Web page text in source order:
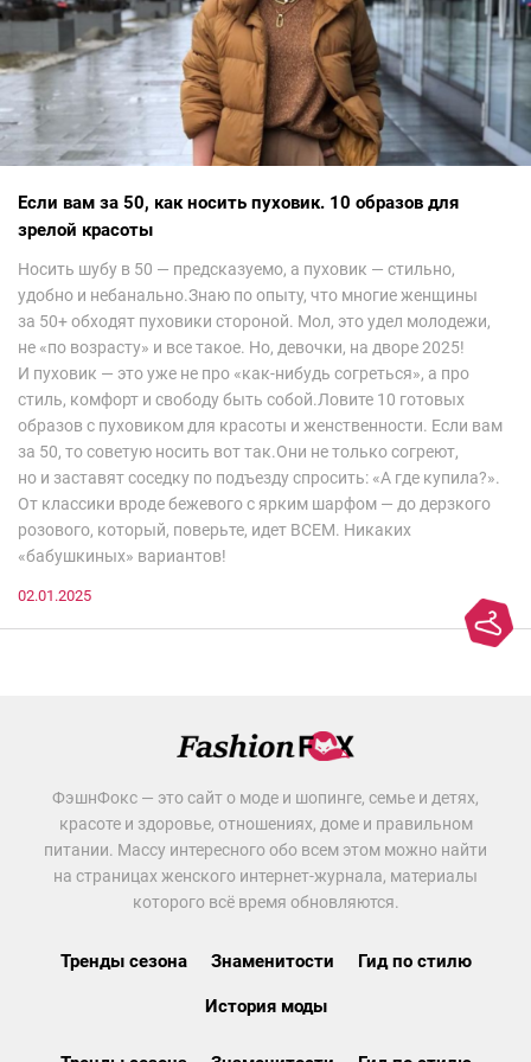
Если вам за 50, как носить пуховик. 10 образов для
зрелой красоты
Носить шубу в 50 — предсказуемо, а пуховик — стильно,
удобно и небанально.Знаю по опыту, что многие женщины
за 50+ обходят пуховики стороной. Мол, это удел молодежи,
не «по возрасту» и все такое. Но, девочки, на дворе 2025!
И пуховик — это уже не про «как-нибудь согреться», а про
стиль, комфорт и свободу быть собой.Ловите 10 готовых
образов с пуховиком для красоты и женственности. Если вам
за 50, то советую носить вот так.Они не только согреют,
но и заставят соседку по подъезду спросить: «А где купила?».
От классики вроде бежевого с ярким шарфом — до дерзкого
розового, который, поверьте, идет ВСЕМ. Никаких
«бабушкиных» вариантов!
02.01.2025
ФэшнФокс — это сайт о моде и шопинге, семье и детях,
красоте и здоровье, отношениях, доме и правильном
питании. Массу интересного обо всем этом можно найти
на страницах женского интернет-журнала, материалы
которого всё время обновляются.
Тренды сезона Знаменитости Гид по стилю
История моды